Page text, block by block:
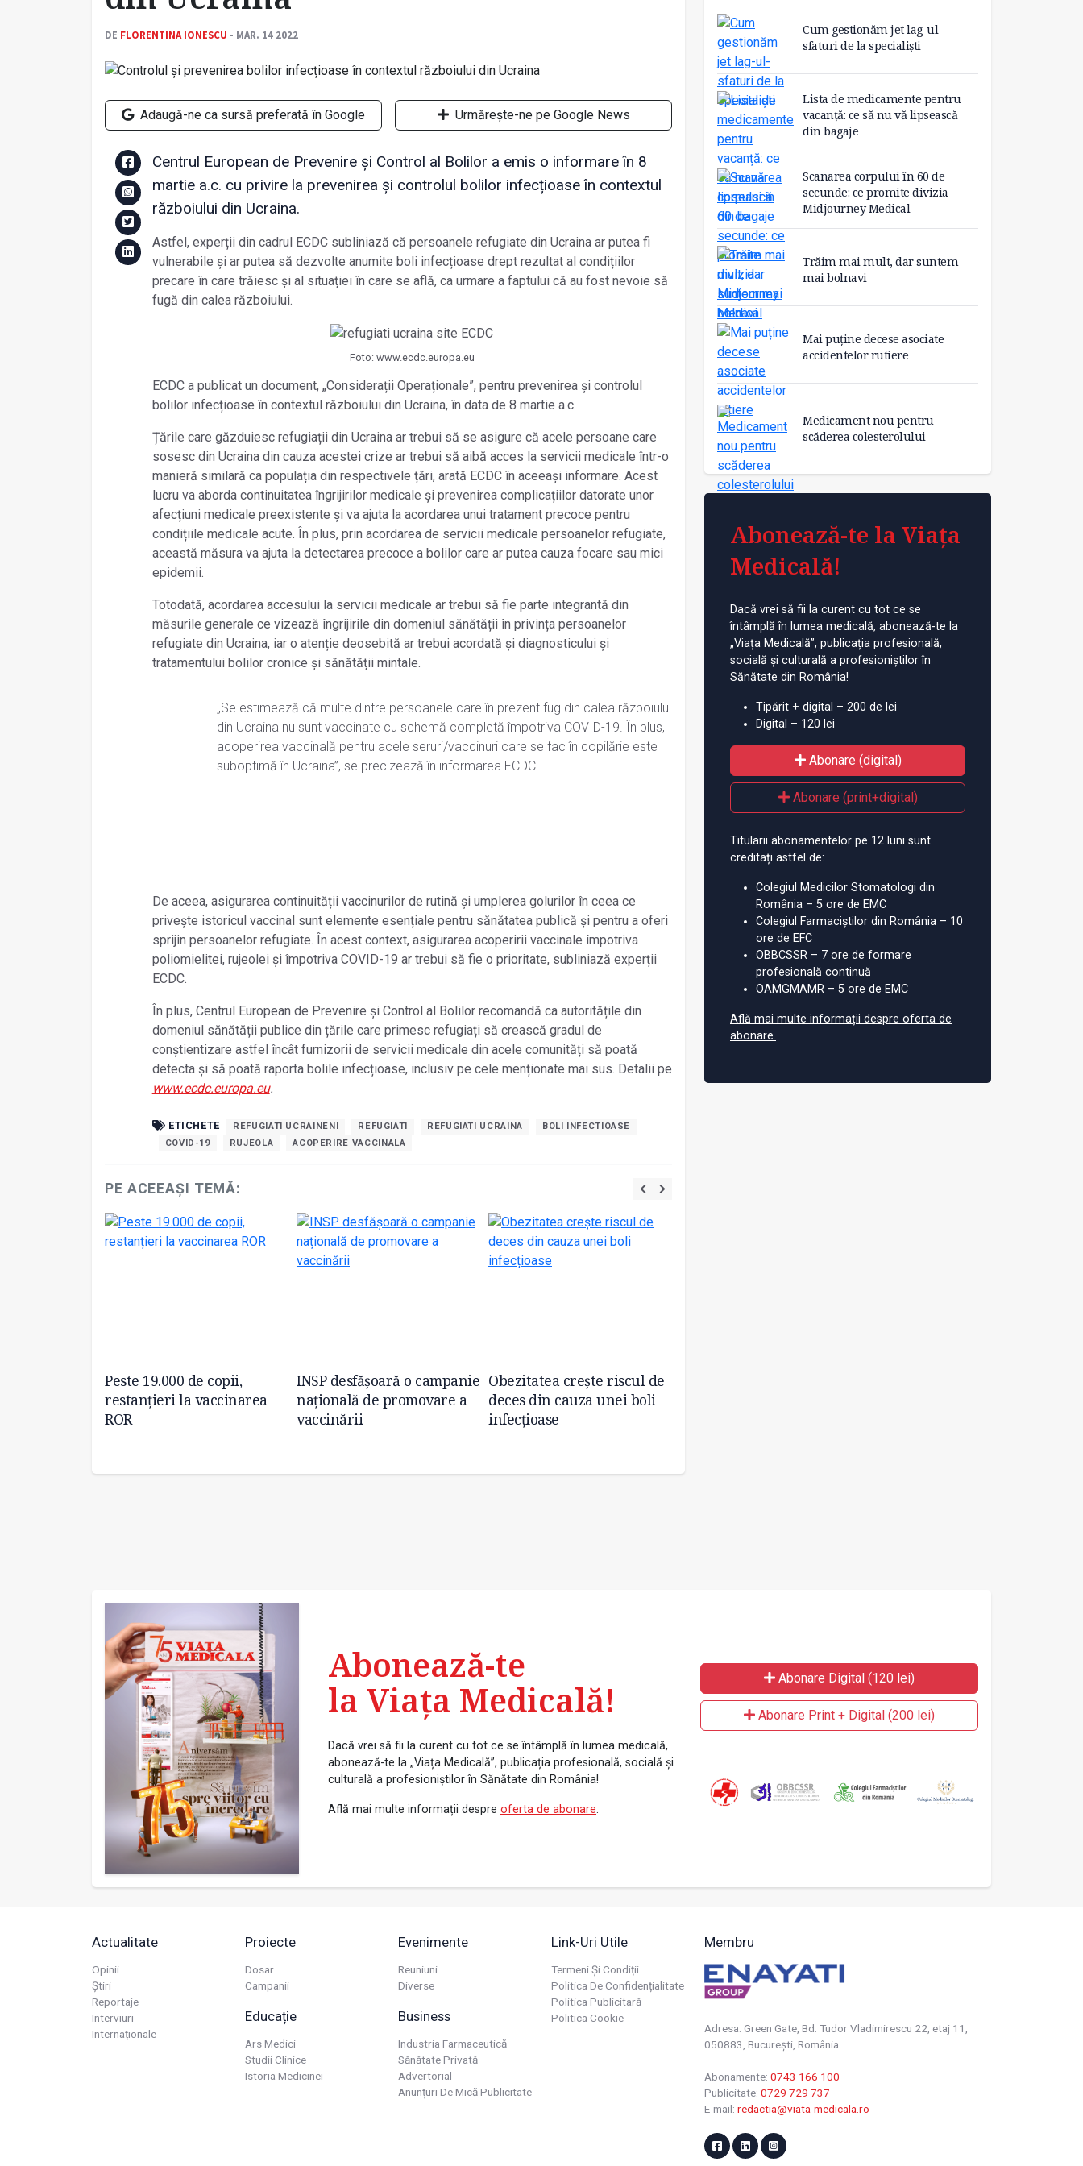
DE FLORENTINA IONESCU - MAR. 14 2022
Adaugă-ne ca sursă preferată în Google Urmărește-ne pe Google News
Centrul European de Prevenire și Control al Bolilor a emis o informare în 8
martie a.c. cu privire la prevenirea și controlul bolilor infecțioase în contextul
războiului din Ucraina.
Astfel, experții din cadrul ECDC subliniază că persoanele refugiate din Ucraina ar putea fi
vulnerabile și ar putea să dezvolte anumite boli infecțioase drept rezultat al condițiilor
precare în care trăiesc și al situației în care se află, ca urmare a faptului că au fost nevoie să
fugă din calea războiului.
Foto: www.ecdc.europa.eu
ECDC a publicat un document, „Considerații Operaționale”, pentru prevenirea și controlul
bolilor infecțioase în contextul războiului din Ucraina, în data de 8 martie a.c.
Țările care găzduiesc refugiații din Ucraina ar trebui să se asigure că acele persoane care
sosesc din Ucraina din cauza acestei crize ar trebui să aibă acces la servicii medicale într-o
manieră similară ca populația din respectivele țări, arată ECDC în aceeași informare. Acest
lucru va aborda continuitatea îngrijirilor medicale și prevenirea complicațiilor datorate unor
afecțiuni medicale preexistente și va ajuta la acordarea unui tratament precoce pentru
condițiile medicale acute. În plus, prin acordarea de servicii medicale persoanelor refugiate,
această măsura va ajuta la detectarea precoce a bolilor care ar putea cauza focare sau mici
epidemii.
Totodată, acordarea accesului la servicii medicale ar trebui să fie parte integrantă din
măsurile generale ce vizează îngrijirile din domeniul sănătății în privința persoanelor
refugiate din Ucraina, iar o atenție deosebită ar trebui acordată și diagnosticului și
tratamentului bolilor cronice și sănătății mintale.
„Se estimează că multe dintre persoanele care în prezent fug din calea războiului
din Ucraina nu sunt vaccinate cu schemă completă împotriva COVID-19. În plus,
acoperirea vaccinală pentru acele seruri/vaccinuri care se fac în copilărie este
suboptimă în Ucraina”, se precizează în informarea ECDC.
De aceea, asigurarea continuității vaccinurilor de rutină și umplerea golurilor în ceea ce
privește istoricul vaccinal sunt elemente esențiale pentru sănătatea publică și pentru a oferi
sprijin persoanelor refugiate. În acest context, asigurarea acoperirii vaccinale împotriva
poliomielitei, rujeolei și împotriva COVID-19 ar trebui să fie o prioritate, subliniază experții
ECDC.
În plus, Centrul European de Prevenire și Control al Bolilor recomandă ca autoritățile din
domeniul sănătății publice din țările care primesc refugiați să crească gradul de
conștientizare astfel încât furnizorii de servicii medicale din acele comunități să poată
detecta și să poată raporta bolile infecțioase, inclusiv pe cele menționate mai sus. Detalii pe
www.ecdc.europa.eu.
ETICHETE REFUGIATI UCRAINENI REFUGIATI REFUGIATI UCRAINA
BOLI INFECTIOASE
COVID-19
RUJEOLA ACOPERIRE VACCINALA
PE ACEEAȘI TEMĂ:
Peste 19.000 de copii,
restanțieri la vaccinarea
ROR
INSP desfășoară o campanie
națională de promovare a
vaccinării
Obezitatea crește riscul de
deces din cauza unei boli
infecțioase
Cum gestionăm jet lag-ul-
sfaturi de la specialiști
Lista de medicamente pentru
vacanță: ce să nu vă lipsească
din bagaje
Scanarea corpului în 60 de
secunde: ce promite divizia
Midjourney Medical
Trăim mai mult, dar suntem
mai bolnavi
Mai puține decese asociate
accidentelor rutiere
Medicament nou pentru
scăderea colesterolului
Abonează-te la Viața
Medicală!
Dacă vrei să fii la curent cu tot ce se
întâmplă în lumea medicală, abonează-te la
„Viața Medicală”, publicația profesională,
socială și culturală a profesioniștilor în
Sănătate din România!
Tipărit + digital – 200 de lei
Digital – 120 lei
Abonare (digital)
Abonare (print+digital)
Titularii abonamentelor pe 12 luni sunt
creditați astfel de:
Colegiul Medicilor Stomatologi din
România – 5 ore de EMC
Colegiul Farmaciștilor din România – 10
ore de EFC
OBBCSSR – 7 ore de formare
profesională continuă
OAMGMAMR – 5 ore de EMC
Află mai multe informații despre oferta de
abonare.
Abonează-te
la Viața Medicală!
Dacă vrei să fii la curent cu tot ce se întâmplă în lumea medicală,
abonează-te la „Viața Medicală”, publicația profesională, socială și
culturală a profesioniștilor în Sănătate din România!
Află mai multe informații despre oferta de abonare.
Abonare Digital (120 lei)
Abonare Print + Digital (200 lei)
Actualitate
Opinii
Știri
Reportaje
Interviuri
Internaționale
Proiecte
Dosar
Campanii
Educație
Ars Medici
Studii Clinice
Istoria Medicinei
Evenimente
Reuniuni
Diverse
Business
Industria Farmaceutică
Sănătate Privată
Advertorial
Anunțuri De Mică Publicitate
Link-Uri Utile
Termeni Și Condiții
Politica De Confidențialitate
Politica Publicitară
Politica Cookie
Membru
Adresa: Green Gate, Bd. Tudor Vladimirescu 22, etaj 11,
050883, Bucureşti, România
Abonamente: 0743 166 100
Publicitate: 0729 729 737
E-mail: redactia@viata-medicala.ro